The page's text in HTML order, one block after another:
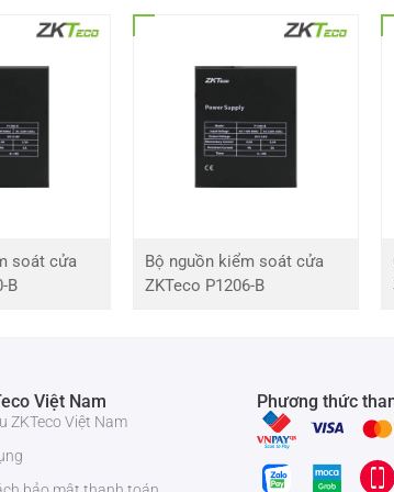
1920(H)* 1080(V)
Hơn 52dB
F1.6
5°~70°
soát cửa
B
Bộ nguồn kiểm soát cửa
ZKTeco P1206-B
Việt Nam
ZKTeco Việt Nam
Phương thức